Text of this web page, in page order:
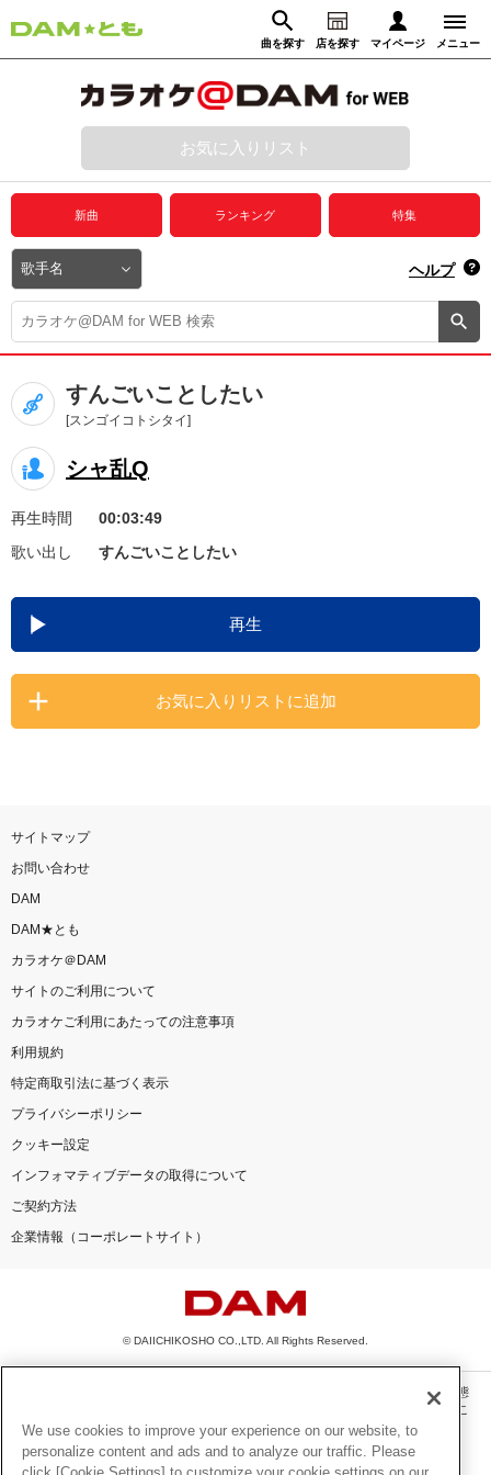
曲を探す 店を探す マイページ メニュー
動画からさがす 録音からさがす
ログイン
プレミアムサービス
DAM★とも動画
DAM★とも録音
カラオケ＠DAM
ユーザー検索
キャンペーン
お知らせ よくあるご質問
DAMの新曲・ランキングなど
カラオケ最新情報をチェック！
お気に入りリスト
新曲 ランキング 特集
ヘルプ
すんごいことしたい
[スンゴイコトシタイ]
シャ乱Q
再生時間
00:03:49
歌い出し
すんごいことしたい
再生
お気に入りリストに追加
サイトマップ
お問い合わせ
DAM
DAM★とも
カラオケ＠DAM
サイトのご利用について
カラオケご利用にあたっての注意事項
利用規約
特定商取引法に基づく表示
プライバシーポリシー
クッキー設定
インフォマティブデータの取得について
ご契約方法
企業情報（コーポレートサイト）
© DAIICHIKOSHO CO.,LTD. All Rights Reserved.
このサイトに掲載されている一切の文章・画像・写真・動画・音声等を、手段や形態
を問わず、著作権法の定める範囲を超えて無断で複製、転載、ファイル化などするこ
とを禁じます。
楽曲及びコンテンツは、機種によりご利用いただけない場合があります。
We use cookies to improve your experience on our website, to
personalize content and ads and to analyze our traffic. Please